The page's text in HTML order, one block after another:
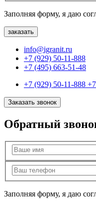
Заполняя форму, я даю
info@igranit.ru
+7 (929) 50-11-888
+7 (495) 663-51-48
+7 (929) 50-11-888
Заказать звонок
Обратный
Заполняя форму, я даю